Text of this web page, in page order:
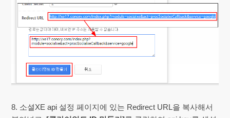
8. 소셜XE api 설정 페이지에 있는 Redirect URL을 복사해서